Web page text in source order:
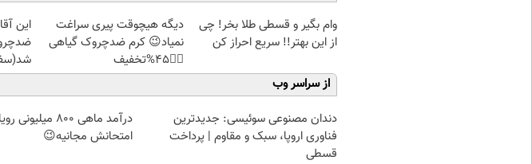
وام بگیر و قسطی طلا بخر! چی
از این بهتر!! سریع احراز کن
دیگه هیچوقت پیری سراغت
نمیاد😉 کرم ضدچروک گیاهی
👈🏻45%تخفیف
از سراسر وب
دندان مصنوعی سوئیسی: جدیدترین
فناوری اروپا، سبک و مقاوم | پرداخت
قسطی
درآمد ماهی 800
امتحانش مجانیه😉